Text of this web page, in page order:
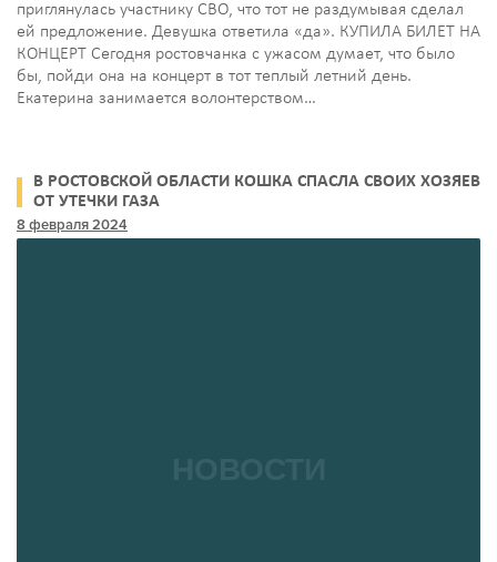
приглянулась участнику СВО, что тот не раздумывая сделал
ей предложение. Девушка ответила «да». КУПИЛА БИЛЕТ НА
КОНЦЕРТ Сегодня ростовчанка с ужасом думает, что было
бы, пойди она на концерт в тот теплый летний день.
Екатерина занимается волонтерством…
В РОСТОВСКОЙ ОБЛАСТИ КОШКА СПАСЛА СВОИХ ХОЗЯЕВ
ОТ УТЕЧКИ ГАЗА
8 февраля 2024